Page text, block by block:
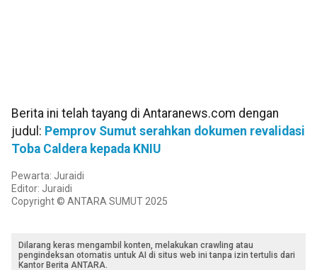
Berita ini telah tayang di Antaranews.com dengan
judul: Pemprov Sumut serahkan dokumen revalidasi
Toba Caldera kepada KNIU
Pewarta: Juraidi
Editor: Juraidi
Copyright © ANTARA SUMUT 2025
Dilarang keras mengambil konten, melakukan crawling atau
pengindeksan otomatis untuk AI di situs web ini tanpa izin tertulis dari
Kantor Berita ANTARA.